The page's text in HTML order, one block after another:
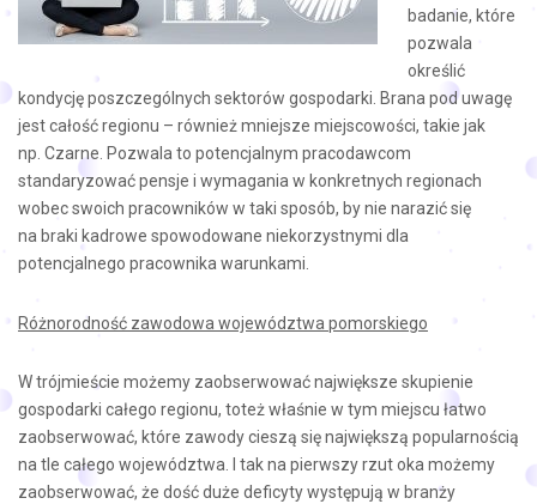
badanie, które
pozwala
określić
kondycję poszczególnych sektorów gospodarki. Brana pod uwagę
jest całość regionu – również mniejsze miejscowości, takie jak
np. Czarne. Pozwala to potencjalnym pracodawcom
standaryzować pensje i wymagania w konkretnych regionach
wobec swoich pracowników w taki sposób, by nie narazić się
na braki kadrowe spowodowane niekorzystnymi dla
potencjalnego pracownika warunkami.
Różnorodność zawodowa województwa pomorskiego
W trójmieście możemy zaobserwować największe skupienie
gospodarki całego regionu, toteż właśnie w tym miejscu łatwo
zaobserwować, które zawody cieszą się największą popularnością
na tle całego województwa. I tak na pierwszy rzut oka możemy
zaobserwować, że dość duże deficyty występują w branży